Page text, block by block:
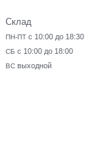
Склад
ПН-ПТ с 10:00 до 18:30
СБ с 10:00 до 18:00
ВС выходной